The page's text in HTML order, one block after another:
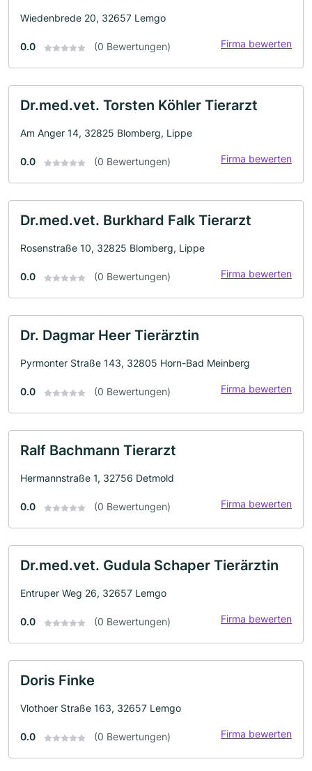
Wiedenbrede 20, 32657 Lemgo
0.0 (0 Bewertungen) Firma bewerten
Dr.med.vet. Torsten Köhler Tierarzt
Am Anger 14, 32825 Blomberg, Lippe
0.0 (0 Bewertungen) Firma bewerten
Dr.med.vet. Burkhard Falk Tierarzt
Rosenstraße 10, 32825 Blomberg, Lippe
0.0 (0 Bewertungen) Firma bewerten
Dr. Dagmar Heer Tierärztin
Pyrmonter Straße 143, 32805 Horn-Bad Meinberg
0.0 (0 Bewertungen) Firma bewerten
Ralf Bachmann Tierarzt
Hermannstraße 1, 32756 Detmold
0.0 (0 Bewertungen) Firma bewerten
Dr.med.vet. Gudula Schaper Tierärztin
Entruper Weg 26, 32657 Lemgo
0.0 (0 Bewertungen) Firma bewerten
Doris Finke
Vlothoer Straße 163, 32657 Lemgo
0.0 (0 Bewertungen) Firma bewerten